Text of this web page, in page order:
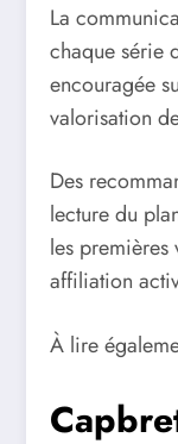
La
chaque série
encouragée
valorisation
Des
lecture du
les premières
affiliation
À lire